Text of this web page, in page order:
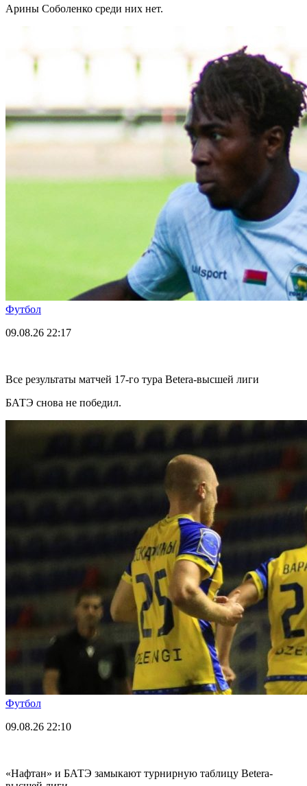
Арины Соболенко среди них нет.
Футбол
09.08.26 22:17
Все результаты матчей 17-го тура Betera-высшей лиги
БАТЭ снова не победил.
Футбол
09.08.26 22:10
«Нафтан» и БАТЭ замыкают турнирную таблицу Betera-